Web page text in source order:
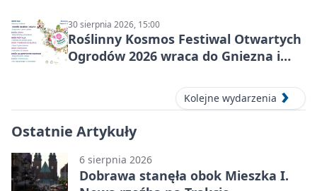
30 sierpnia 2026, 15:00
Roślinny Kosmos Festiwal Otwartych
Ogrodów 2026 wraca do Gniezna i
Kolejne wydarzenia
Ostatnie Artykuły
6 sierpnia 2026
Dobrawa stanęła obok Mieszka I.